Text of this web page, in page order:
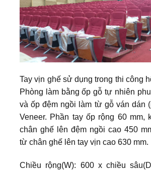
Tay vịn ghế sử dụng trong thi công
Phòng làm bằng ốp gỗ tự nhiên
và ốp đệm ngồi làm từ gỗ ván dán
Veneer. Phần tay ốp rộng 60 mm,
chân ghế lên đệm ngồi cao 450
từ chân ghế lên tay vịn cao 630 mm.
Chiều rộng(W): 600 x chiều